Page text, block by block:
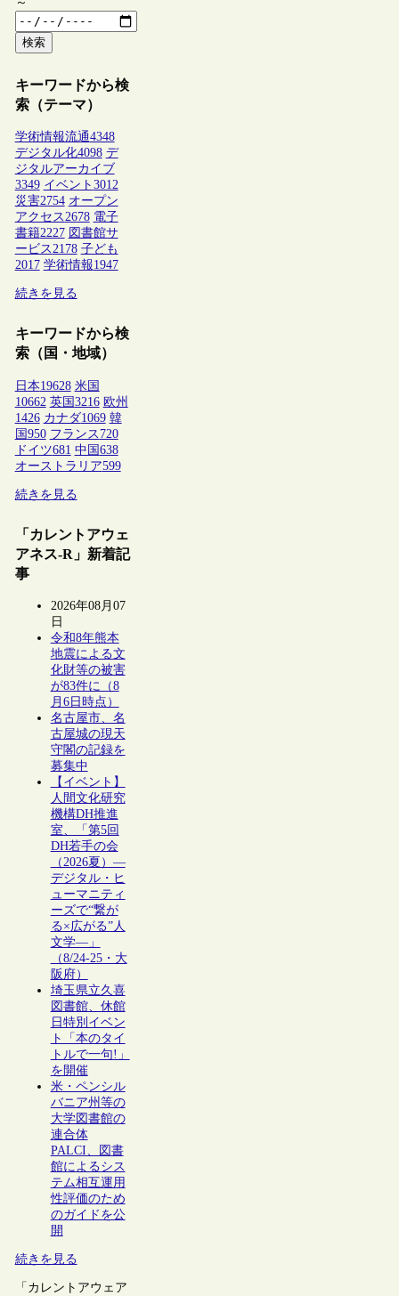
検索
キーワードから検
索（テーマ）
学術情報流通4348
デジタル化4098 デ
ジタルアーカイブ
3349 イベント 3012
災害2754 オープン
アクセス2678 電子
書籍2227 図書館サ
ービス2178 子ども
2017 学術情報1947
続きを見る
キーワードから検
索（国・地域）
日本19628 米国
10662 英国 3216 欧州
1426 カナダ1069 韓
国 950 フランス 720
ドイツ681 中国 638
オーストラリア599
続きを見る
「カレントアウェ
アネス-R」新着記
事
2026年08月07
日
令和8年熊本
地震による文
化財等の被害
が83件に（8
月6日時点）
名古屋市、名
古屋城の現天
守閣の記録を
募集中
【イベント】
人間文化研究
機構DH推進
室、「第5回
DH若手の会
（2026夏）―
デジタル・ヒ
ューマニティ
ーズで“繋が
る×広がる”人
文学―」
（8/24-25・大
阪府）
埼玉県立久喜
図書館、休館
日特別イベン
ト「本のタイ
トルで一句!」
を開催
米・ペンシル
バニア州等の
大学図書館の
連合体
PALCI、図書
館によるシス
テム相互運用
性評価のため
のガイドを公
開
続きを見る
「カレントアウェア